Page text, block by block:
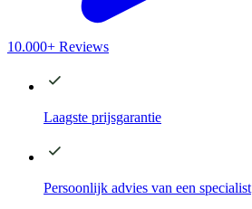
10.000+ Reviews
Laagste prijsgarantie
Persoonlijk advies van een specialist